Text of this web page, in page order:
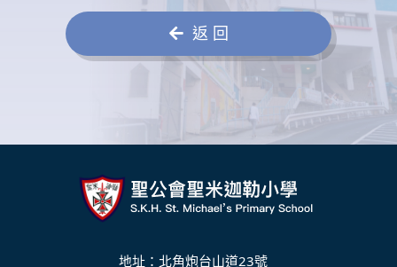
返 回
地址：北角炮台山道23號